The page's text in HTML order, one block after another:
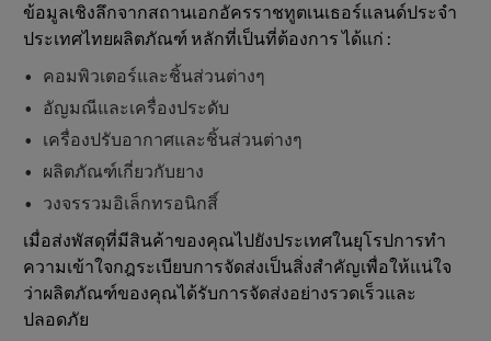
ข้อมูลเชิงลึกจากสถานเอกอัครราชทูตเนเธอร์แลนด์ประจํา
ประเทศไทยผลิตภัณฑ์ หลักที่เป็นที่ต้องการ ได้แก่ :
คอมพิวเตอร์และชิ้นส่วนต่างๆ
อัญมณีและเครื่องประดับ
เครื่องปรับอากาศและชิ้นส่วนต่างๆ
ผลิตภัณฑ์เกี่ยวกับยาง
วงจรรวมอิเล็กทรอนิกสิ์
เมื่อส่งพัสดุที่มีสินค้าของคุณไปยังประเทศในยุโรปการทํา
ความเข้าใจกฎระเบียบการจัดส่งเป็นสิ่งสําคัญเพื่อให้แน่ใจ
ว่าผลิตภัณฑ์ของคุณได้รับการจัดส่งอย่างรวดเร็วและ
ปลอดภัย